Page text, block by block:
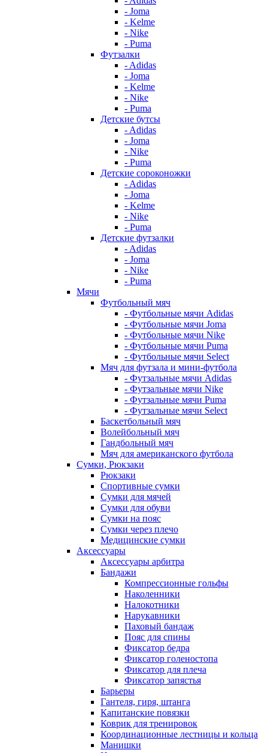
- Joma
- Kelme
- Nike
- Puma
Футзалки
- Adidas
- Joma
- Kelme
- Nike
- Puma
Детские бутсы
- Adidas
- Joma
- Nike
- Puma
Детские сороконожки
- Adidas
- Joma
- Kelme
- Nike
- Puma
Детские футзалки
- Adidas
- Joma
- Nike
- Puma
Мячи
Футбольный мяч
- Футбольные мячи Adidas
- Футбольные мячи Joma
- Футбольные мячи Nike
- Футбольные мячи Puma
- Футбольные мячи Select
Мяч для футзала и мини-футбола
- Футзальные мячи Adidas
- Футзальные мячи Nike
- Футзальные мячи Puma
- Футзальные мячи Select
Баскетбольный мяч
Волейбольный мяч
Гандбольный мяч
Мяч для американского футбола
Сумки, Рюкзаки
Рюкзаки
Спортивные сумки
Сумки для мячей
Сумки для обуви
Сумки на пояс
Сумки через плечо
Медицинские сумки
Аксессуары
Аксессуары арбитра
Бандажи
Компрессионные гольфы
Наколенники
Налокотники
Нарукавники
Паховый бандаж
Пояс для спины
Фиксатор бедра
Фиксатор голеностопа
Фиксатор для плеча
Фиксатор запястья
Барьеры
Гантеля, гиря, штанга
Капитанские повязки
Коврик для тренировок
Координационные лестницы и кольца
Манишки